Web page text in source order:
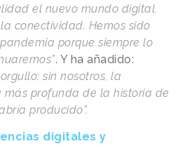
el nuevo mundo digital.
conectividad. Hemos sido
porque siempre lo
. Y ha añadido:
sin nosotros, la
profunda de la historia de
producido”.
digitales y